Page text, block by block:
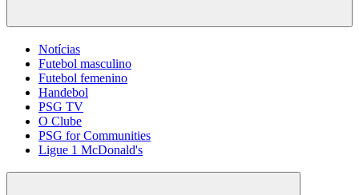
Notícias
Futebol masculino
Futebol femenino
Handebol
PSG TV
O Clube
PSG for Communities
Ligue 1 McDonald's